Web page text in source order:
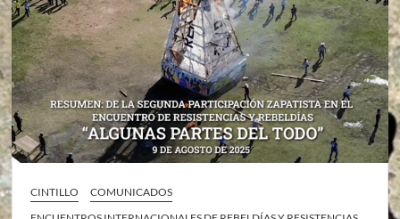
CINTILLO
COMUNICADOS